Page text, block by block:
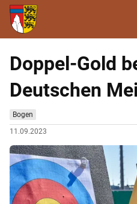
Doppel-Gold
Deutschen
Bogen
11.09.2023